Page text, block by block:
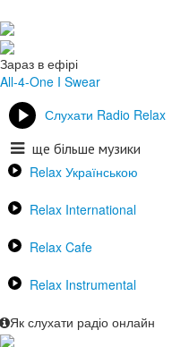
Зараз в ефірі
All-4-One I Swear
Слухати Radio Relax
ще більше музики
Relax Українською
Relax International
Relax Cafe
Relax Instrumental
Як слухати радіо онлайн